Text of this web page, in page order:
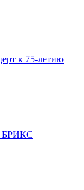
к 75-летию
БРИКС